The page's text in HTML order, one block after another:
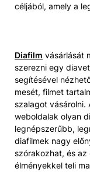
céljából, amely a
Diafilm vásárlását
szerezni egy
segítésével
mesét, filmet
szalagot vásárolni.
weboldalak olyan
legnépszerűbb,
diafilmek nagy
szórakozhat, és
élményekkel teli